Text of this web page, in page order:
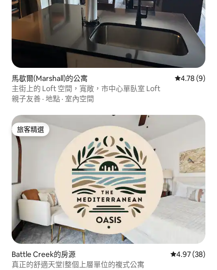
馬歇爾(Marshall)的公寓 從 9 則評價
4.78 (9)
主街上的 Loft 空間，寬敞，市中心單臥室 Loft
親子友善 · 地點 · 室內空間
旅客精選
旅客精選
Battle Creek的房源 從 38 則評價
4.97 (38)
真正的舒適天堂|整個上層單位的複式公寓